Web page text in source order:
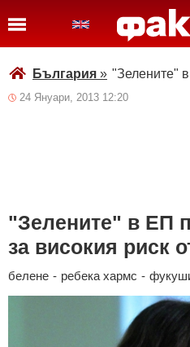
България » "Зелените"
24 Януари, 2013 12:20
"Зелените" в ЕП
за високия риск
белене - ребека хармс -